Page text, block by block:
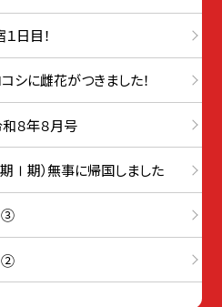
日目！
シに雌花がつきました！
８年８月号
Ⅰ期）無事に帰国しました
③
②